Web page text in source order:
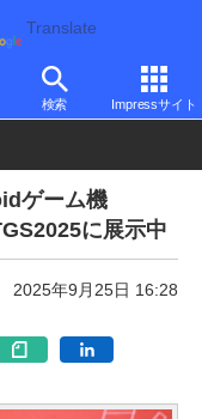
Translate
検索 Impressサイト
ォン NUC/小型パソコ
ゲーム機
に展示中
2025年9月25日 16:28